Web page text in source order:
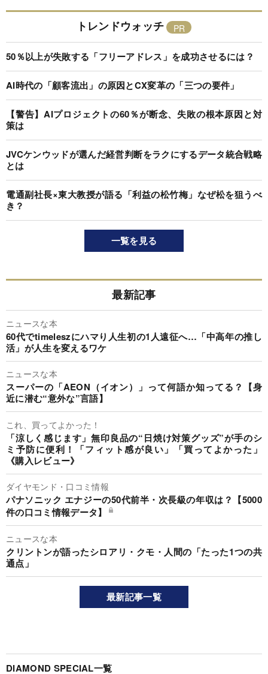
トレンドウォッチ
50％以上が失敗する「フリーアドレス」を成功させるには？
AI時代の「顧客流出」の原因とCX変革の「三つの要件」
【警告】AIプロジェクトの60％が断念、失敗の根本原因と対
策は
JVCケンウッドが選んだ経営判断をラクにするデータ統合戦略
とは
電通副社長×東大教授が語る「利益の松竹梅」なぜ松を狙うべ
き？
一覧を見る
最新記事
ニュースな本
60代でtimeleszにハマり人生初の1人遠征へ…「中高年の推し
活」が人生を変えるワケ
ニュースな本
スーパーの「AEON（イオン）」って何語か知ってる？【身
近に潜む“意外な”言語】
これ、買ってよかった！
「涼しく感じます」無印良品の“日焼け対策グッズ”が手のシ
ミ予防に便利！「フィット感が良い」「買ってよかった」
《購入レビュー》
ダイヤモンド・口コミ情報
パナソニック エナジーの50代前半・次長級の年収は？【5000
件の口コミ情報データ】
ニュースな本
クリントンが語ったシロアリ・クモ・人間の「たった1つの共
通点」
最新記事一覧
DIAMOND SPECIAL一覧